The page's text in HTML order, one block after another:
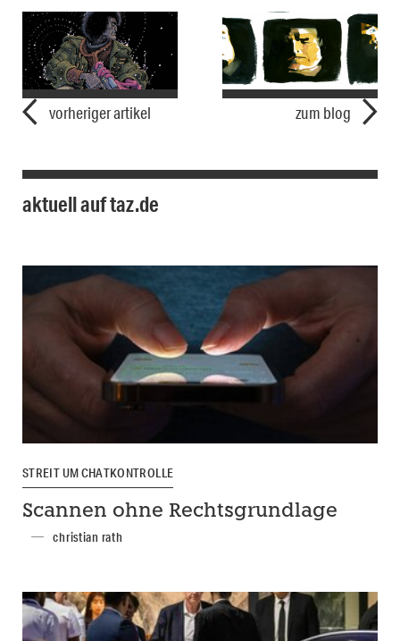
vorheriger artikel zum blog
aktuell auf taz.de
STREIT UM CHATKONTROLLE
Scannen ohne Rechtsgrundlage
christian rath